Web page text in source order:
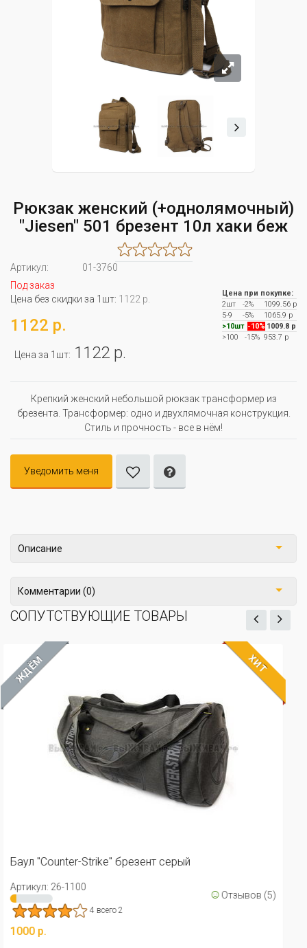
Рюкзак женский (+однолямочный)
"Jiesen" 501 брезент 10л хаки беж
Артикул:
01-3760
Под заказ
Цена без скидки за 1шт: 1122 р.
1122 р.
Цена за 1шт: 1122 р.
Цена при покупке:
2шт
-2%
1099.56 р
5-9
-5%
1065.9 р
>10шт -10% 1009.8 р
>100
-15% 953.7 р
Крепкий женский небольшой рюкзак трансформер из
брезента. Трансформер: одно и двухлямочная конструкция.
Стиль и прочность - все в нём!
Уведомить меня
Описание
Комментарии (0)
СОПУТСТВУЮЩИЕ ТОВАРЫ
ХИТ
Отзывов (5)
Термос - колба металлический 500мл
530 р.